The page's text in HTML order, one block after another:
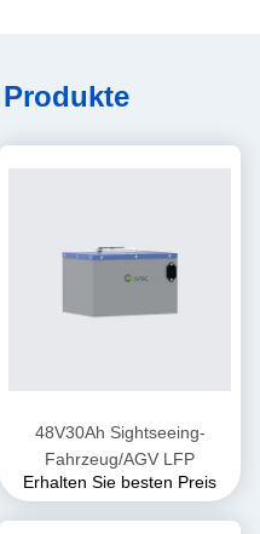
48V30Ah Sightseeing-
Fahrzeug/AGV LFP
Erhalten Sie besten Preis